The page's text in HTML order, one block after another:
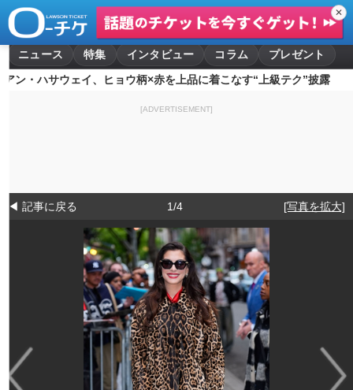
✕
ニュース 特集 インタビュー コラム
プレゼント
アン・ハサウェイ、ヒョウ柄×赤を上品に着こなす“上級テク”披露
[ADVERTISEMENT]
◀ 記事に戻る 1/4 [写真を拡大]